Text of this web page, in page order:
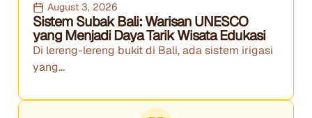
August 3, 2026
Sistem Subak Bali: Warisan UNESCO
yang Menjadi Daya Tarik Wisata Edukasi
Di lereng-lereng bukit di Bali, ada sistem irigasi
yang...